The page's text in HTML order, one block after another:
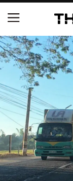
NSAと茅
協定は全
【五十嵐
ックとの
S.ONE シ
橋みなと
製品